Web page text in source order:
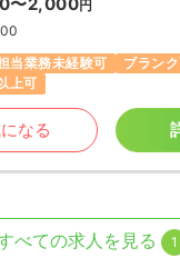
円
当業務未経験可 ブラン
上可
なる
護師
べての求人を見る 1